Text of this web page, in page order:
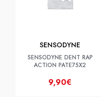
SENSODYNE
SENSODYNE DENT RAP
ACTION PATE75X2
9,90€